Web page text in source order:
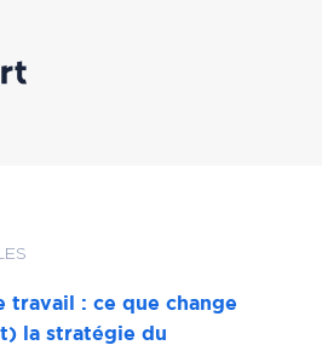
travail : ce que change
la stratégie du